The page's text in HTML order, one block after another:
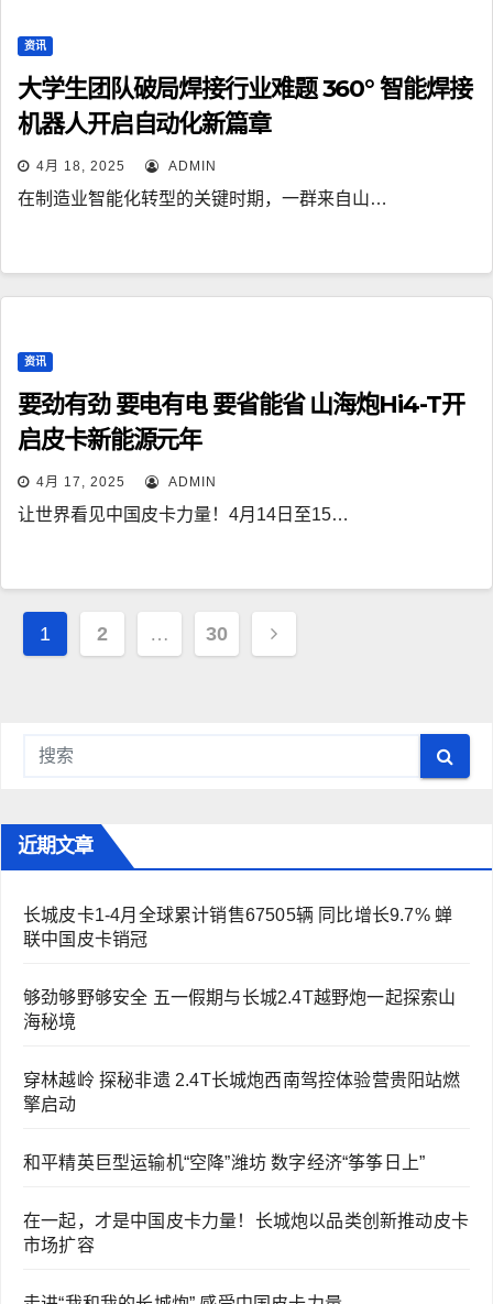
资讯
大学生团队破局焊接行业难题 360° 智能焊接
机器人开启自动化新篇章
4月 18, 2025 ADMIN
在制造业智能化转型的关键时期，一群来自山…
资讯
要劲有劲 要电有电 要省能省 山海炮Hi4-T开
启皮卡新能源元年
4月 17, 2025 ADMIN
让世界看见中国皮卡力量！4月14日至15…
文
航
1 2 … 30
近期文章
长城皮卡1-4月全球累计销售67505辆 同比增长9.7% 蝉
联中国皮卡销冠
够劲够野够安全 五一假期与长城2.4T越野炮一起探索山
海秘境
穿林越岭 探秘非遗 2.4T长城炮西南驾控体验营贵阳站燃
擎启动
和平精英巨型运输机“空降”潍坊 数字经济“筝筝日上”
在一起，才是中国皮卡力量！长城炮以品类创新推动皮卡
市场扩容